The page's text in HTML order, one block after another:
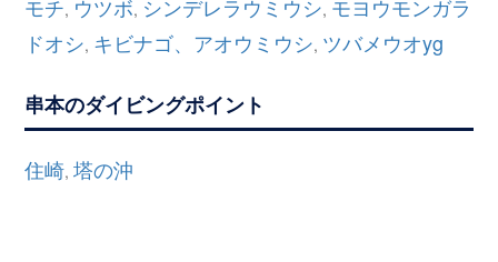
モチ, ウツボ, シンデレラウミウシ, モヨウモンガラ
ドオシ, キビナゴ、アオウミウシ, ツバメウオyg
串本のダイビングポイント
住崎,塔の沖